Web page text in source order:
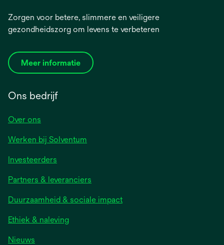
Zorgen voor betere, slimmere en veiligere
gezondheidszorg om levens te verbeteren
Meer informatie
Ons bedrijf
Over ons
Werken bij Solventum
Investeerders
Partners & leveranciers
Duurzaamheid & sociale impact
Ethiek & naleving
Nieuws